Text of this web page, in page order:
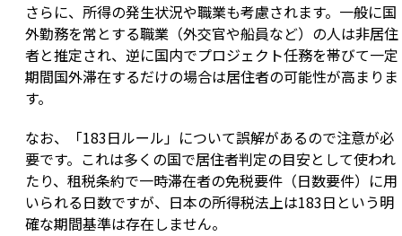
さらに、所得の発生状況や職業も考慮されます。一般に国
外勤務を常とする職業（外交官や船員など）の人は非居住
者と推定され、逆に国内でプロジェクト任務を帯びて一定
期間国外滞在するだけの場合は居住者の可能性が高まりま
す。
なお、「183日ルール」について誤解があるので注意が必
要です。これは多くの国で居住者判定の目安として使われ
たり、租税条約で一時滞在者の免税要件（日数要件）に用
いられる日数ですが、日本の所得税法上は183日という明
確な期間基準は存在しません。